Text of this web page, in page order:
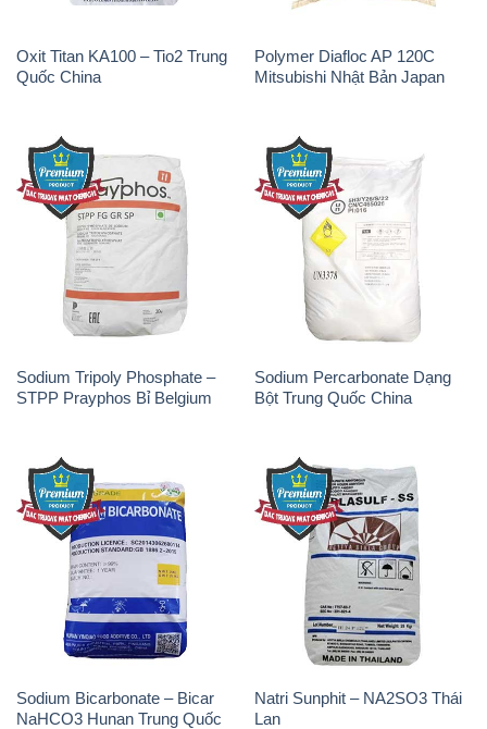
Oxit Titan KA100 – Tio2 Trung
Quốc China
Polymer Diafloc AP 120C
Mitsubishi Nhật Bản Japan
Sodium Tripoly Phosphate –
STPP Prayphos Bỉ Belgium
Sodium Percarbonate Dạng
Bột Trung Quốc China
Sodium Bicarbonate – Bicar
NaHCO3 Hunan Trung Quốc
Natri Sunphit – NA2SO3 Thái
Lan